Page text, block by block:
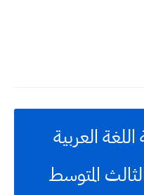
العربية
المتوسط